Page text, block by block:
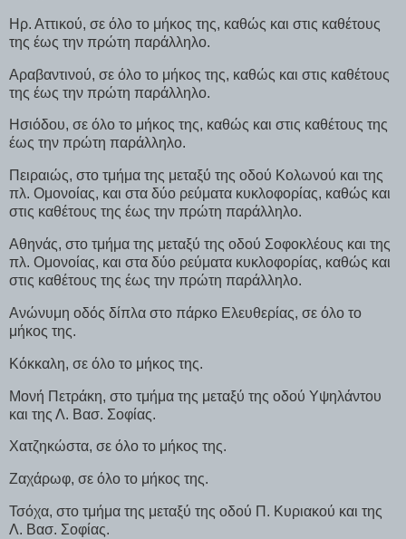
Ηρ. Αττικού, σε όλο το μήκος της, καθώς και στις καθέτους
της έως την πρώτη παράλληλο.
Αραβαντινού, σε όλο το μήκος της, καθώς και στις καθέτους
της έως την πρώτη παράλληλο.
Ησιόδου, σε όλο το μήκος της, καθώς και στις καθέτους της
έως την πρώτη παράλληλο.
Πειραιώς, στο τμήμα της μεταξύ της οδού Κολωνού και της
πλ. Ομονοίας, και στα δύο ρεύματα κυκλοφορίας, καθώς και
στις καθέτους της έως την πρώτη παράλληλο.
Αθηνάς, στο τμήμα της μεταξύ της οδού Σοφοκλέους και της
πλ. Ομονοίας, και στα δύο ρεύματα κυκλοφορίας, καθώς και
στις καθέτους της έως την πρώτη παράλληλο.
Ανώνυμη οδός δίπλα στο πάρκο Ελευθερίας, σε όλο το
μήκος της.
Κόκκαλη, σε όλο το μήκος της.
Μονή Πετράκη, στο τμήμα της μεταξύ της οδού Υψηλάντου
και της Λ. Βασ. Σοφίας.
Χατζηκώστα, σε όλο το μήκος της.
Ζαχάρωφ, σε όλο το μήκος της.
Τσόχα, στο τμήμα της μεταξύ της οδού Π. Κυριακού και της
Λ. Βασ. Σοφίας.